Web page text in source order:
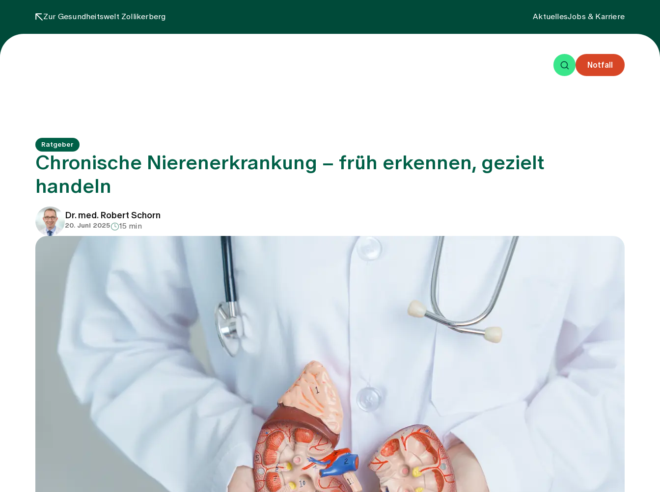
Zur Gesundheitswelt Zollikerberg AktuellesJobs & Karriere
Notfall
Ratgeber
Chronische Nierenerkrankung – früh erkennen, gezielt
handeln
Dr. med. Robert Schorn
20. Juni 2025 15 min